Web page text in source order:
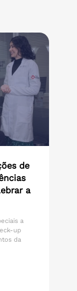
de
a
a
up
da